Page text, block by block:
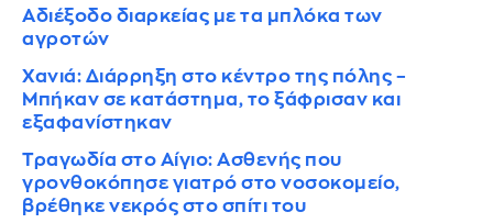
Αδιέξοδο διαρκείας με τα μπλόκα των
αγροτών
Χανιά: Διάρρηξη στο κέντρο της πόλης –
Μπήκαν σε κατάστημα, το ξάφρισαν και
εξαφανίστηκαν
Τραγωδία στο Αίγιο: Ασθενής που
γρονθοκόπησε γιατρό στο νοσοκομείο,
βρέθηκε νεκρός στο σπίτι του